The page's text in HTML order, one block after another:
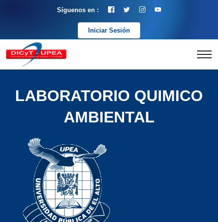
Síguenos en :
Iniciar Sesión
LABORATORIO QUIMICO
AMBIENTAL